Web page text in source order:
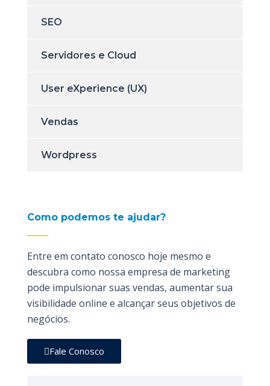
SEO
Servidores e Cloud
User eXperience (UX)
Vendas
Wordpress
Como podemos te ajudar?
Entre em contato conosco hoje mesmo e
descubra como nossa empresa de marketing
pode impulsionar suas vendas, aumentar sua
visibilidade online e alcançar seus objetivos de
negócios.
Fale Conosco